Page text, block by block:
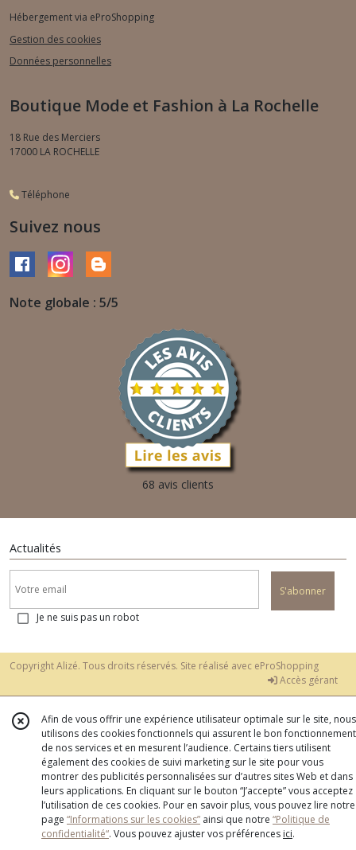
Hébergement via eProShopping
Gestion des cookies
Données personnelles
Boutique Mode et Fashion à La Rochelle
18 Rue des Merciers
17000 LA ROCHELLE
Téléphone
Suivez nous
Note globale : 5/5
68 avis clients
Actualités
S'abonner
Je ne suis pas un robot
Copyright Alizé. Tous droits réservés. Site réalisé avec eProShopping
Accès gérant
Afin de vous offrir une expérience utilisateur optimale sur le site, nous
utilisons des cookies fonctionnels qui assurent le bon fonctionnement
de nos services et en mesurent l’audience. Certains tiers utilisent
également des cookies de suivi marketing sur le site pour vous
montrer des publicités personnalisées sur d’autres sites Web et dans
leurs applications. En cliquant sur le bouton “J’accepte” vous acceptez
l’utilisation de ces cookies. Pour en savoir plus, vous pouvez lire notre
page “Informations sur les cookies” ainsi que notre “Politique de
confidentialité“. Vous pouvez ajuster vos préférences ici.